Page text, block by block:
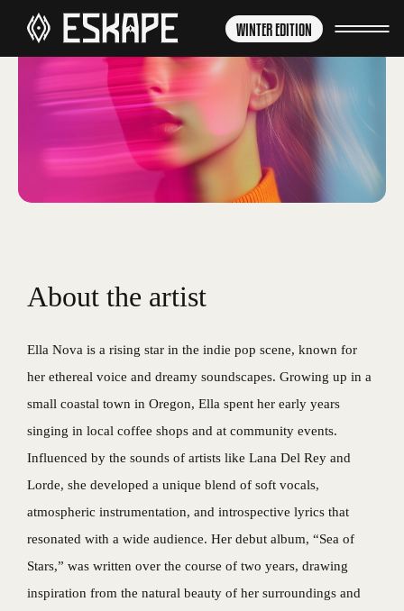
WINTER EDITION
About the artist
Ella Nova is a rising star in the indie pop scene, known for
her ethereal voice and dreamy soundscapes. Growing up in a
small coastal town in Oregon, Ella spent her early years
singing in local coffee shops and at community events.
Influenced by the sounds of artists like Lana Del Rey and
Lorde, she developed a unique blend of soft vocals,
atmospheric instrumentation, and introspective lyrics that
resonated with a wide audience. Her debut album, “Sea of
Stars,” was written over the course of two years, drawing
inspiration from the natural beauty of her surroundings and